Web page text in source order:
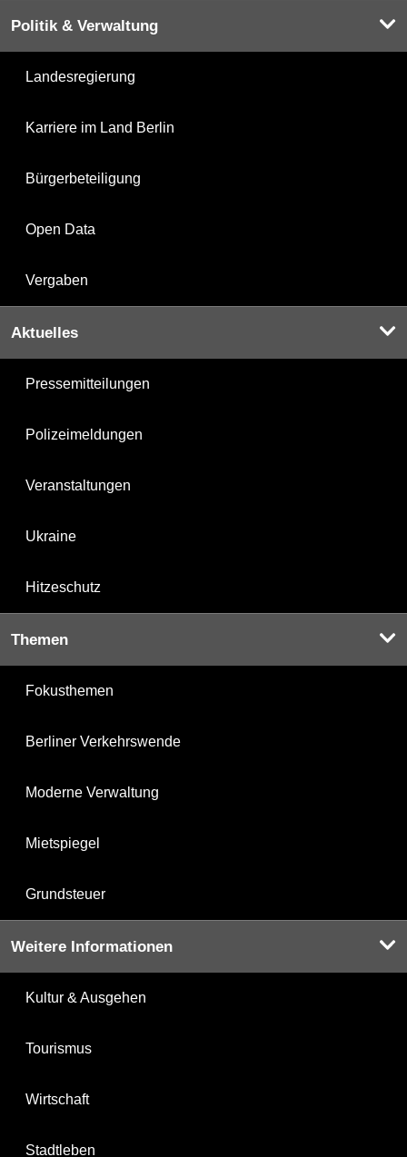
Politik & Verwaltung
Landesregierung
Karriere im Land Berlin
Bürgerbeteiligung
Open Data
Vergaben
Aktuelles
Pressemitteilungen
Polizeimeldungen
Veranstaltungen
Ukraine
Hitzeschutz
Themen
Fokusthemen
Berliner Verkehrswende
Moderne Verwaltung
Mietspiegel
Grundsteuer
Weitere Informationen
Kultur & Ausgehen
Tourismus
Wirtschaft
Stadtleben